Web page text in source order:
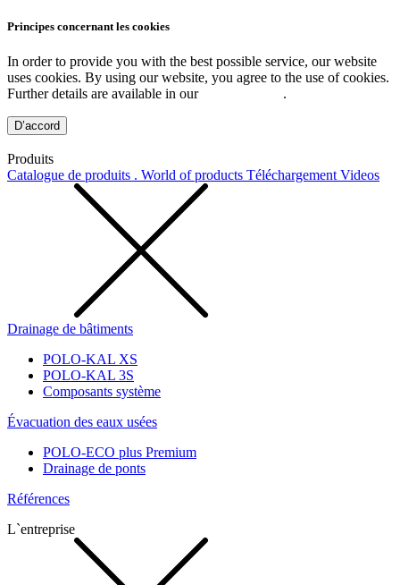
Principes concernant les cookies
In order to provide you with the best possible service, our website
uses cookies. By using our website, you agree to the use of cookies.
Further details are available in our
.
D’accord
Produits
Catalogue de produits . World of products Téléchargement Videos
Drainage de bâtiments
POLO-KAL XS
POLO-KAL 3S
Composants système
Évacuation des eaux usées
POLO-ECO plus Premium
Drainage de ponts
Références
L`entreprise